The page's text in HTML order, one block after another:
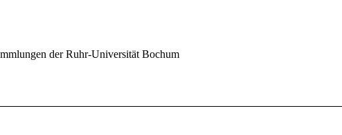
der Ruhr-Universität Bochum